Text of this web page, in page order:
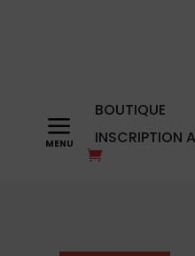
a BOUTIQUE
INSCRIPTION